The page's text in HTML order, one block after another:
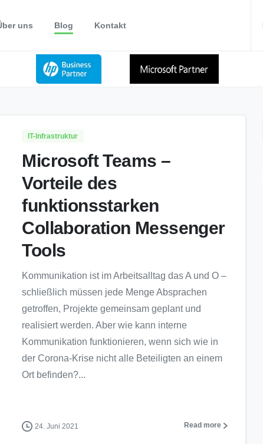
uns Blog Kontakt
IT-Infrastruktur
Microsoft Teams –
Vorteile des
funktionsstarken
Collaboration Messenger
Tools
Kommunikation ist im Arbeitsalltag das A und O –
schließlich müssen jede Menge Absprachen
getroffen, Projekte gemeinsam geplant und
realisiert werden. Aber wie kann interne
Kommunikation funktionieren, wenn sich wie in
der Corona-Krise nicht alle Beteiligten an einem
Ort befinden?...
24. Juni 2021 Read more